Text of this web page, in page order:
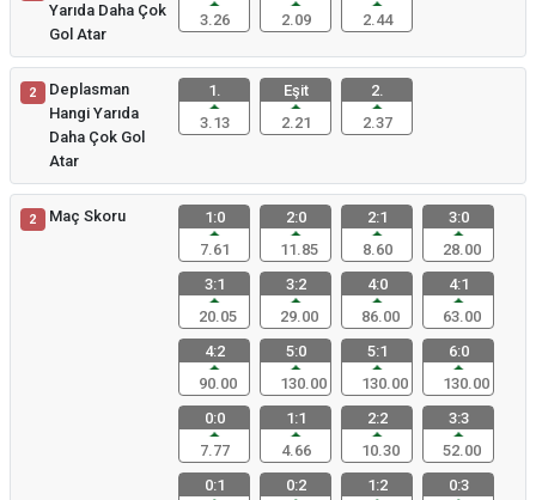
Yarıda Daha Çok
Gol Atar
3.26
2.09
2.44
2
Deplasman
Hangi Yarıda
Daha Çok Gol
Atar
1.
3.13
Eşit
2.21
2.
2.37
2 Maç Skoru
1:0
7.61
2:0
11.85
2:1
8.60
3:0
28.00
3:1
20.05
3:2
29.00
4:0
86.00
4:1
63.00
4:2
90.00
5:0
130.00
5:1
130.00
6:0
130.00
0:0
7.77
1:1
4.66
2:2
10.30
3:3
52.00
0:1
0:2
1:2
0:3